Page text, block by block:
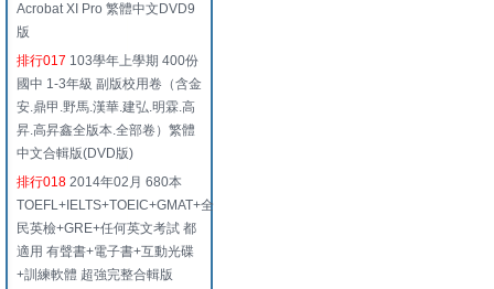
Acrobat XI Pro 繁體中文DVD9
版
排行017 103學年上學期 400份
國中 1-3年級 副版校用卷（含金
安.鼎甲.野馬.漢華.建弘.明霖.高
昇.高昇鑫全版本.全部卷）繁體
中文合輯版(DVD版)
排行018 2014年02月 680本
TOEFL+IELTS+TOEIC+GMAT+全
民英檢+GRE+任何英文考試 都
適用 有聲書+電子書+互動光碟
+訓練軟體 超強完整合輯版